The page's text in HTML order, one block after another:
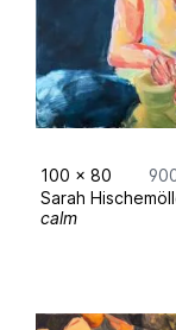
100 x 80
Sarah
calm